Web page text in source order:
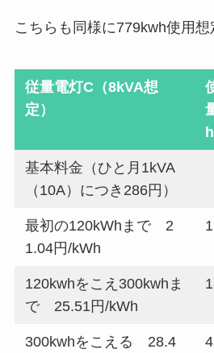
こちらも同様に779kwh使用想
従量電灯C（8kVA想
定）
h
基本料金（ひと月1kVA
（10A）につき286円）
最初の120kWhまで 2
1.04円/kWh
120kwhをこえ300kwhま
で 25.51円/kWh
300kwhをこえる 28.4